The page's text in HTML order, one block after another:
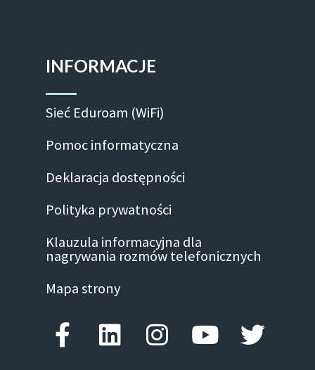
INFORMACJE
Sieć Eduroam (WiFi)
Pomoc informatyczna
Deklaracja dostępności
Polityka prywatności
Klauzula informacyjna dla
nagrywania rozmów telefonicznych
Mapa strony
Facebook-f
LinkedinInstagram
Youtube